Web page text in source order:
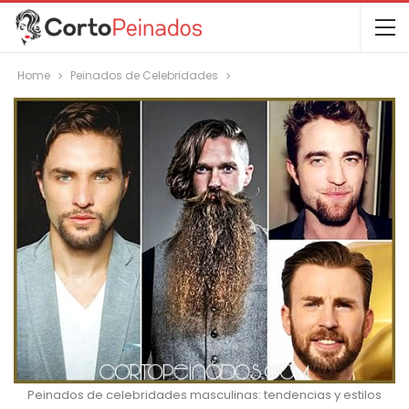
Home Peinados de Celebridades
Peinados de celebridades masculinas: tendencias y estilos